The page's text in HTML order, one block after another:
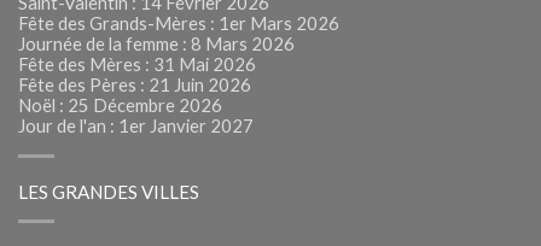
Fête des Grands-Mères : 1er Mars 2026
Journée de la femme : 8 Mars 2026
Fête des Mères : 31 Mai 2026
Fête des Pères : 21 Juin 2026
Noël : 25 Décembre 2026
Jour de l'an : 1er Janvier 2027
LES GRANDES VILLES